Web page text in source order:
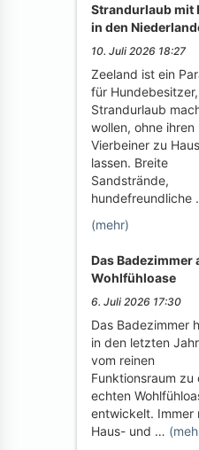
Strandurlaub mit
in den
10. Juli 2026 18:27
Zeeland ist ein
für
Strandurlaub
wollen, ohne ihren
Vierbeiner zu
lassen. Breite
Sandstrände,
hundefreundliche
(mehr)
Das Badezimmer
Wohlfühloase
6. Juli 2026 17:30
Das Badezimmer
in den letzten
vom reinen
Funktionsraum zu
echten
entwickelt. Immer
Haus- und …